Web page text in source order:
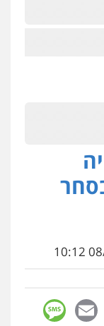
בסחר
Facebook
Email